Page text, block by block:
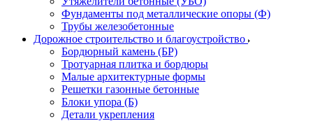
Фундаменты под металлические опоры (Ф)
Трубы железобетонные
Дорожное строительство и благоустройство
Бордюрный камень (БР)
Тротуарная плитка и бордюры
Малые архитектурные формы
Решетки газонные бетонные
Блоки упора (Б)
Детали укрепления